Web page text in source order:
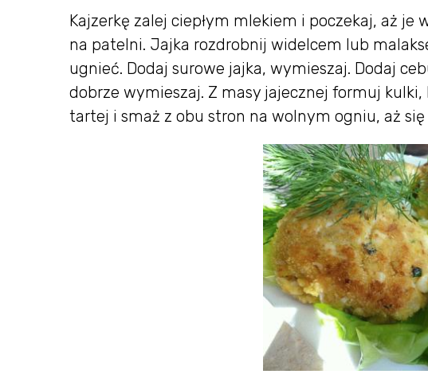
Kajzerkę zalej ciepłym mlekiem i poczekaj, aż je
na patelni. Jajka rozdrobnij widelcem lub
ugnieć. Dodaj surowe jajka, wymieszaj. Dodaj
dobrze wymieszaj. Z masy jajecznej formuj kulki,
tartej i smaż z obu stron na wolnym ogniu, aż